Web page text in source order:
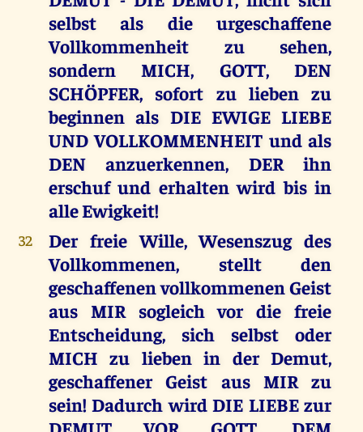
selbst als die urgeschaffene
Vollkommenheit zu sehen,
sondern MICH, GOTT, DEN
SCHÖPFER, sofort zu lieben zu
beginnen als DIE EWIGE LIEBE
UND VOLLKOMMENHEIT und als
DEN anzuerkennen, DER ihn
erschuf und erhalten wird bis in
alle Ewigkeit!
32
Der freie Wille, Wesenszug des
Vollkommenen, stellt den
geschaffenen vollkommenen Geist
aus MIR sogleich vor die freie
Entscheidung, sich selbst oder
MICH zu lieben in der Demut,
geschaffener Geist aus MIR zu
sein! Dadurch wird DIE LIEBE zur